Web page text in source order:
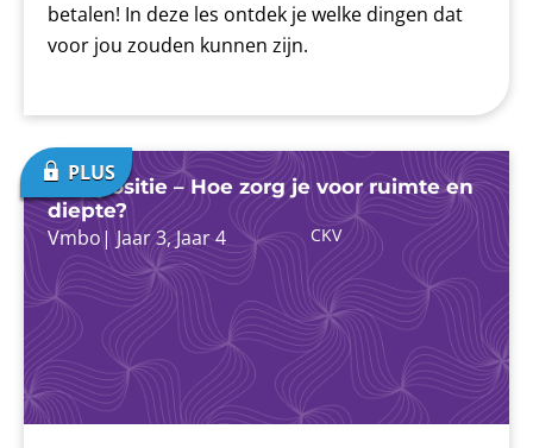
betalen! In deze les ontdek je welke dingen dat
voor jou zouden kunnen zijn.
Compositie – Hoe zorg je voor ruimte en
diepte?
Vmbo|Jaar 3,Jaar 4 CKV